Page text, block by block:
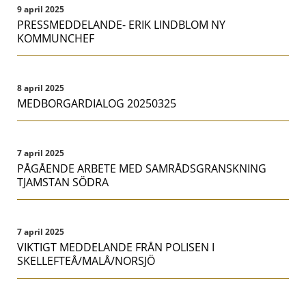
9 april 2025
PRESSMEDDELANDE- ERIK LINDBLOM NY
KOMMUNCHEF
8 april 2025
MEDBORGARDIALOG 20250325
7 april 2025
PÅGÅENDE ARBETE MED SAMRÅDSGRANSKNING
TJAMSTAN SÖDRA
7 april 2025
VIKTIGT MEDDELANDE FRÅN POLISEN I
SKELLEFTEÅ/MALÅ/NORSJÖ